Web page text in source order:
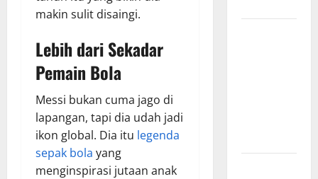
makin sulit disaingi.
Lebih dari Sekadar
Pemain Bola
Messi bukan cuma jago di
lapangan, tapi dia udah jadi
ikon global. Dia itu legenda
sepak bola yang
menginspirasi jutaan anak